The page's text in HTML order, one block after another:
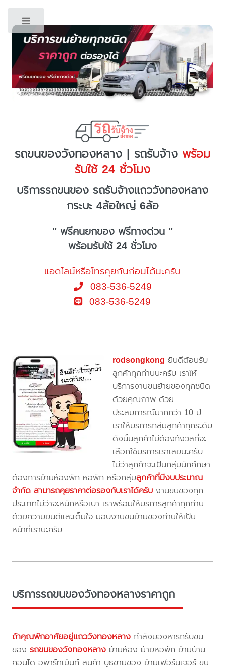
รถขนของวังทองหลาง | รถรับจ้าง พร้อม
รับใช้ 24 ชั่วโมง
บริการรถขนของ รถรับจ้างแถววังทองหลาง
กระบะ 4ล้อใหญ่ 6ล้อ
" ฟรีคนยกของ ฟรีทางด่วน "
พร้อมรับใช้ 24 ชั่วโมง
แอดไลน์หรือโทรคุยกันก่อนได้นะครับ
083-536-5249
083-536-5249
rodsongkong ยินดีต้อนรับ
ลูกค้าทุกท่านนะครับ เราให้
บริการงานขนย้ายของทุกชนิด
ด้วยคุณภาพ ด้วย
ประสบการณ์มากกว่า 10 ปี
เราให้บริการกลุ่มลูกค้าทุกระดับ
ดังนั้นลูกค้าไม่ต้องกังวลที่จะ
เลือกใช้บริการเราเลยนะครับ
ไม่ว่าลูกค้าจะเป็นกลุ่มนักศึกษา
ต้องการย้ายห้องพัก หอพัก หรือกลุ่มลูกค้าที่มีงบประมาณ
จำกัด สามารถคุยราคาต่อรองกับเราได้ครับ งานขนของทุก
ประเภทไม่ว่าจะหนักหรือเบา เราพร้อมให้บริการลูกค้าทุกท่าน
ด้วยความยินดีและเต็มใจ มอบงานขนย้ายของท่านให้เป็น
หน้าที่เรานะครับ
บริการรถขนของวังทองหลางราคาถูก
ถ้าคุณพักอาศัยอยู่แถววังทองหลาง กำลังมองหารถรับขน
ของรถขนของวังทองหลาง ย้ายห้อง ย้ายหอพัก ย้ายบ้าน
คอนโด อพาร์ทเม้นท์ สินค้า บูธขายของ ย้ายเฟอร์นิเจอร์ ขน
Toggle